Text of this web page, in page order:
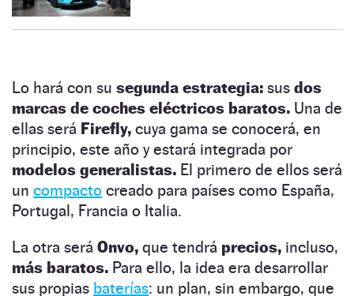
Lo hará con su segunda estrategia: sus dos
marcas de coches eléctricos baratos. Una de
ellas será Firefly, cuya gama se conocerá, en
principio, este año y estará integrada por
modelos generalistas. El primero de ellos será
un compacto creado para países como España,
Portugal, Francia o Italia.
La otra será Onvo, que tendrá precios, incluso,
más baratos. Para ello, la idea era desarrollar
sus propias baterías: un plan, sin embargo, que